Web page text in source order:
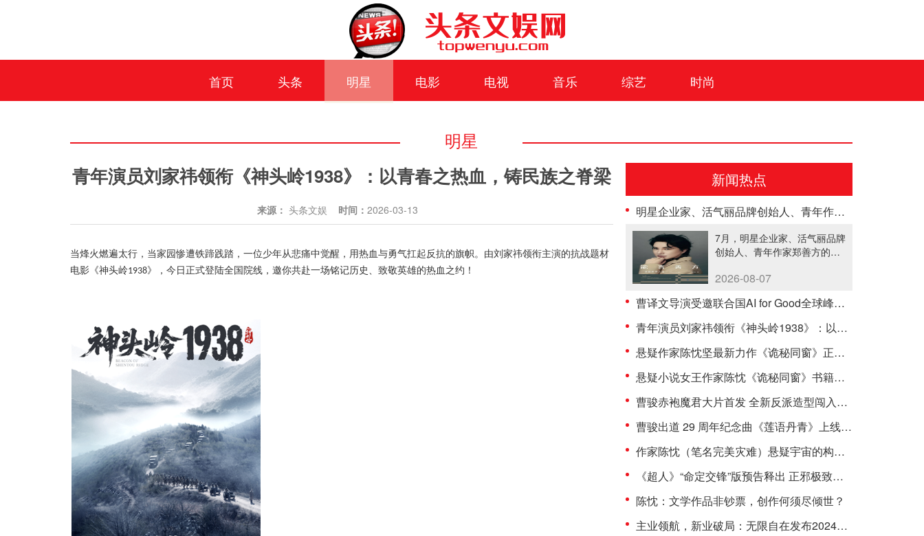
首页 头条 明星 电影 电视 音乐 综艺 时尚
明星
青年演员刘家祎领衔《神头岭1938》：以青春之热血，铸民族之脊梁
来源： 头条文娱 时间： 2026-03-13
当烽火燃遍太行，当家园惨遭铁蹄践踏，一位少年从悲痛中觉醒，用热血与勇气扛起反抗的旗帜。由刘家祎领衔主演的抗战题材
电影《神头岭1938》，今日正式登陆全国院线，邀你共赴一场铭记历史、致敬英雄的热血之约！
新闻热点
明星企业家、活气丽品牌创始人、青年作家郑善方首部自传发布， 书写跨界创业者的成长答卷
7月，明星企业家、活气丽品牌
创始人、青年作家郑善方的首
2026-08-07
曹译文导演受邀联合国AI for Good全球峰会 以AI影像传递向善力量
青年演员刘家祎领衔《神头岭1938》：以青春之热血，铸民族之脊梁
悬疑作家陈忱坚最新力作《诡秘同窗》正式出版 为悬疑文学市场注入全新活力
悬疑小说女王作家陈忱《诡秘同窗》书籍刊印 解密精彩看点
曹骏赤袍魔君大片首发 全新反派造型闯入Ai赛道
曹骏出道 29 周年纪念曲《莲语丹青》上线：古韵诉坚守，侠气赴前路
作家陈忱（笔名完美灾难）悬疑宇宙的构建者 理性与感性的角力
《超人》“命定交锋”版预告释出 正邪极致对抗 7月11日银幕巨献
陈忱：文学作品非钞票，创作何须尽倾世？
主业领航，新业破局：无限自在发布2024年报 共筑发展新高度